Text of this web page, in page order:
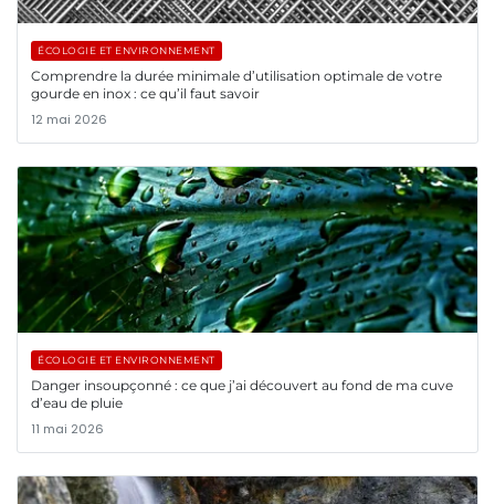
ÉCOLOGIE ET ENVIRONNEMENT
Comprendre la durée minimale d’utilisation optimale de votre
gourde en inox : ce qu’il faut savoir
12 mai 2026
ÉCOLOGIE ET ENVIRONNEMENT
Danger insoupçonné : ce que j’ai découvert au fond de ma cuve
d’eau de pluie
11 mai 2026